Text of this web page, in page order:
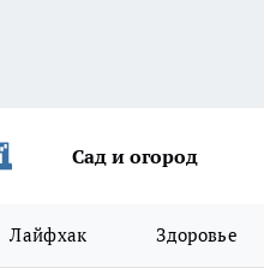
Сад и огород
Лайфхак Здоровье